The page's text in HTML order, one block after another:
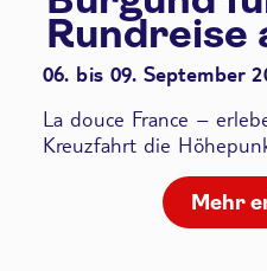
Rundreise
06. bis 09. September
La douce France –
Kreuzfahrt die
Mehr